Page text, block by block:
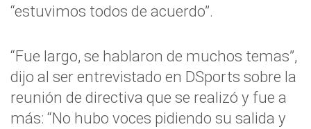
“estuvimos todos de acuerdo”.
“Fue largo, se hablaron de muchos temas”,
dijo al ser entrevistado en DSports sobre la
reunión de directiva que se realizó y fue a
más: “No hubo voces pidiendo su salida y